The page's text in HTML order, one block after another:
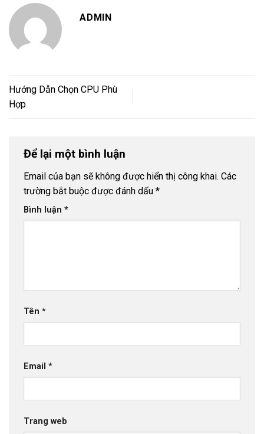
ADMIN
Hướng Dẫn Chọn CPU Phù
Hợp
Để lại một bình luận
Email của bạn sẽ không được hiển thị công khai. Các
trường bắt buộc được đánh dấu *
Bình luận *
Tên *
Email *
Trang web